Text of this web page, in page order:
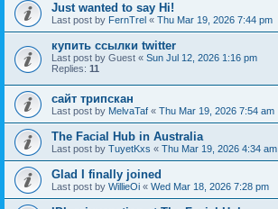
Just wanted to say Hi!
Last post by FernTrel « Thu Mar 19, 2026 7:44 pm
купить ссылки twitter
Last post by Guest « Sun Jul 12, 2026 1:16 pm
Replies: 11
сайт трипскан
Last post by MelvaTaf « Thu Mar 19, 2026 7:54 am
The Facial Hub in Australia
Last post by TuyetKxs « Thu Mar 19, 2026 4:34 am
Glad I finally joined
Last post by WillieOi « Wed Mar 18, 2026 7:28 pm